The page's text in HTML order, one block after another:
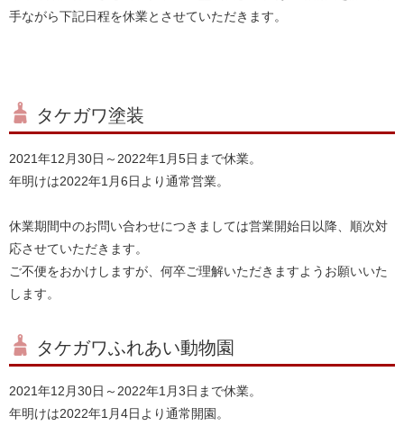
手ながら下記日程を休業とさせていただきます。
タケガワ塗装
2021年12月30日～2022年1月5日まで休業。
年明けは2022年1月6日より通常営業。
休業期間中のお問い合わせにつきましては営業開始日以降、順次対
応させていただきます。
ご不便をおかけしますが、何卒ご理解いただきますようお願いいた
します。
タケガワふれあい動物園
2021年12月30日～2022年1月3日まで休業。
年明けは2022年1月4日より通常開園。